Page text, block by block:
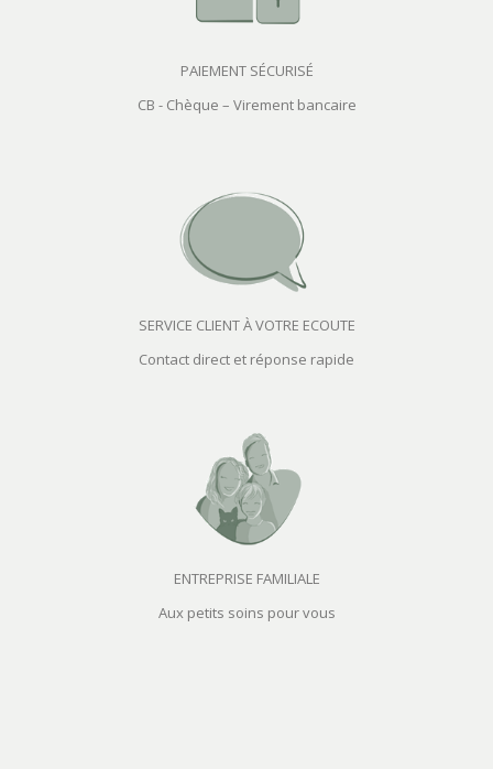
PAIEMENT SÉCURISÉ
CB - Chèque – Virement bancaire
SERVICE CLIENT À VOTRE ECOUTE
Contact direct et réponse rapide
ENTREPRISE FAMILIALE
Aux petits soins pour vous